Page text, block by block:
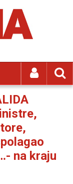
na kraju